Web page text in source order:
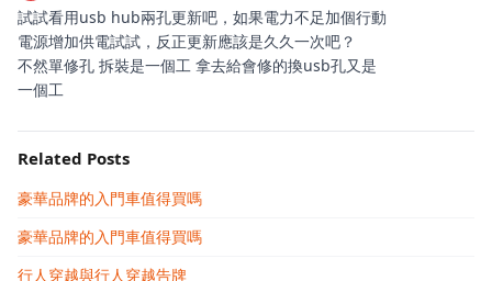
試試看用usb hub兩孔更新吧，如果電力不足加個行動
電源增加供電試試，反正更新應該是久久一次吧？
不然單修孔 拆裝是一個工 拿去給會修的換usb孔又是
一個工
Related Posts
豪華品牌的入門車值得買嗎
豪華品牌的入門車值得買嗎
行人穿越與行人穿越告牌